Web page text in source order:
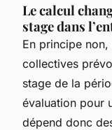
Le calcul
stage dans
En principe
collectives
stage de la
évaluation pour
dépend donc